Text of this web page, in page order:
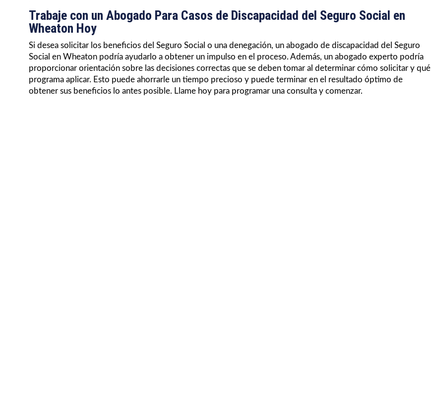
Trabaje con un Abogado Para Casos de Discapacidad del Seguro Social en
Wheaton Hoy
Si desea solicitar los beneficios del Seguro Social o una denegación, un abogado de discapacidad del Seguro
Social en Wheaton podría ayudarlo a obtener un impulso en el proceso. Además, un abogado experto podría
proporcionar orientación sobre las decisiones correctas que se deben tomar al determinar cómo solicitar y qué
programa aplicar. Esto puede ahorrarle un tiempo precioso y puede terminar en el resultado óptimo de
obtener sus beneficios lo antes posible. Llame hoy para programar una consulta y comenzar.